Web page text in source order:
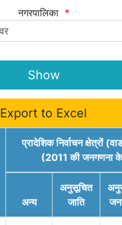
नगरपालिका *
Export to Excel
प्रादेशिक निर्वाचन क्षेत्रों
(2011 की जनगणना
अन्य
अनुसूचित
जाति